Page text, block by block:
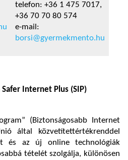
telefon: +36 1 475 7017,
+36 70 70 80 574
e-mail:
borsi@gyermekmento.hu
Internet Plus (SIP)
(Biztonságosabb Internet
által közvetítettértékrenddel
és az új online technológiák
tételét szolgálja, különösen